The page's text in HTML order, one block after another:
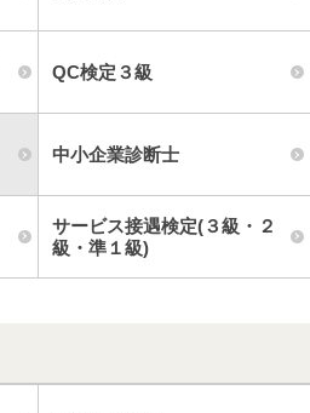
QC検定３級
中小企業診断士
サービス接遇検定(３級・２
級・準１級)